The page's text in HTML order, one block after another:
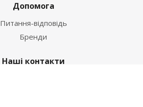
Допомога
Питання-відповідь
Бренди
Наші контакти